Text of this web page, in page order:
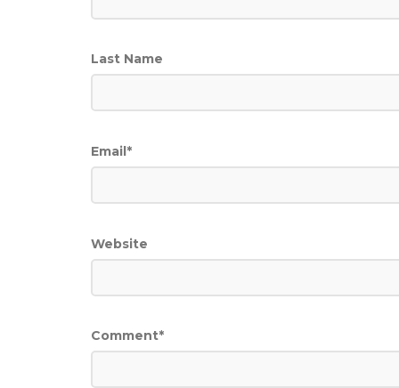
Last Name
Email*
Website
Comment*